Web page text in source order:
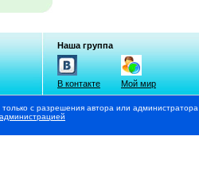
Наша группа
В контакте Мой мир
с разрешения автора или
администрацией